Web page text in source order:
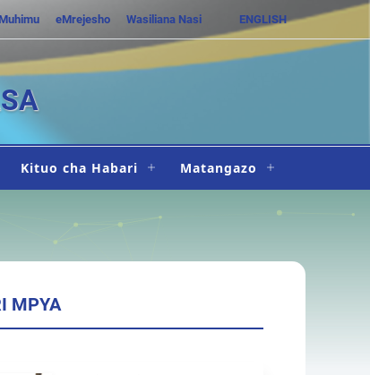
eMrejesho Wasiliana Nasi ENGLISH
Kituo cha Habari Matangazo
MPYA